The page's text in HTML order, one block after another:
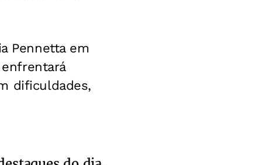
Pennetta em
dificuldades,